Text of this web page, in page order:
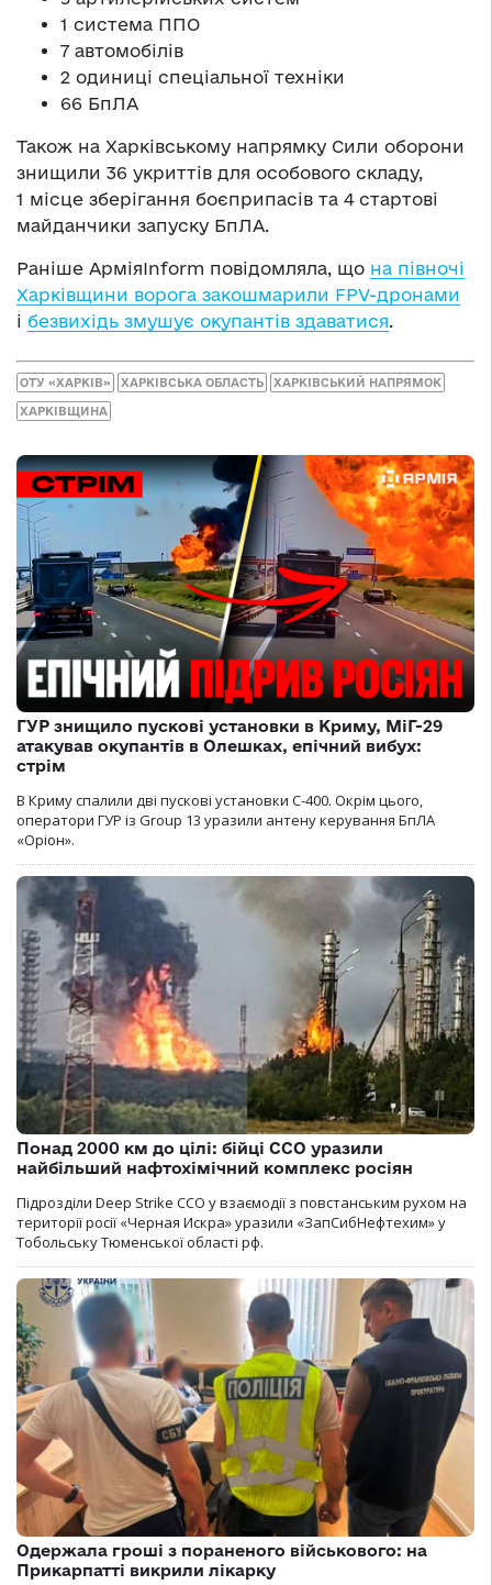
1 система ППО
7 автомобілів
2 одиниці спеціальної техніки
66 БпЛА
Також на Харківському напрямку Сили оборони
знищили 36 укриттів для особового складу,
1 місце зберігання боєприпасів та 4 стартові
майданчики запуску БпЛА.
Раніше АрміяInform повідомляла, що на півночі
Харківщини ворога закошмарили FPV-дронами
і безвихідь змушує окупантів здаватися.
ОТУ «ХАРКІВ» ХАРКІВСЬКА ОБЛАСТЬ ХАРКІВСЬКИЙ НАПРЯМОК
ХАРКІВЩИНА
ГУР знищило пускові установки в Криму, МіГ-29
атакував окупантів в Олешках, епічний вибух:
стрім
В Криму спалили дві пускові установки С-400. Окрім цього,
оператори ГУР із Group 13 уразили антену керування БпЛА
«Оріон».
Понад 2000 км до цілі: бійці ССО уразили
найбільший нафтохімічний комплекс росіян
Підрозділи Deep Strike ССО у взаємодії з повстанським рухом на
території росії «Черная Искра» уразили «ЗапСибНефтехим» у
Тобольську Тюменської області рф.
Одержала гроші з пораненого військового: на
Прикарпатті викрили лікарку